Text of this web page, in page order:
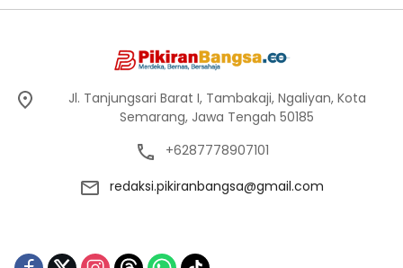
Jl. Tanjungsari Barat I, Tambakaji, Ngaliyan, Kota
Semarang, Jawa Tengah 50185
+6287778907101
redaksi.pikiranbangsa@gmail.com